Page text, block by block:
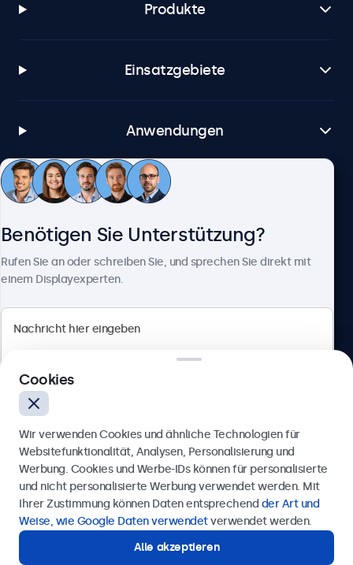
Produkte
Einsatzgebiete
Anwendungen
Kundenservice
Berliner Allee 59, 40212 Düsseldorf, Deutschland
Deutsch
Benötigen Sie Unterstützung?
Rufen Sie an oder schreiben Sie, und sprechen Sie direkt mit
einem Displayexperten.
Anfrage senden
Rufen Sie uns an unter0211 38 78 95 62
Benötigen Sie Unterstützung?
Cookies
Wir verwenden Cookies und ähnliche Technologien für
Websitefunktionalität, Analysen, Personalisierung und
Werbung. Cookies und Werbe-IDs können für personalisierte
und nicht personalisierte Werbung verwendet werden. Mit
Ihrer Zustimmung können Daten entsprechend der Art und
Weise, wie Google Daten verwendetverwendet werden.
Alle akzeptieren